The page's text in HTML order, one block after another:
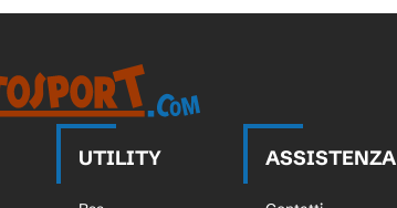
UTILITY ASSISTENZA